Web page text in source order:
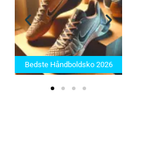
Bedste Håndboldsko 2026